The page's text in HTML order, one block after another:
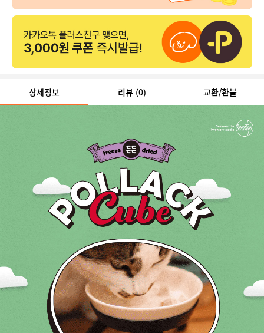
상세정보 리뷰 (0) 교환/환불